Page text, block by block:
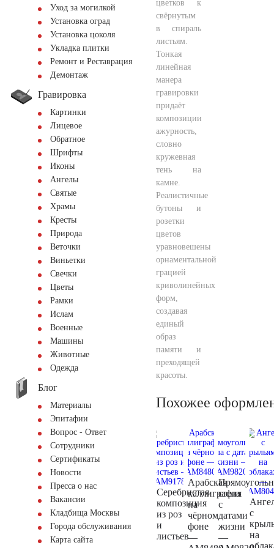
Уход за могилкой
Установка оград
Установка цоколя
Укладка плитки
Ремонт и Реставрация
Демонтаж
Гравировка
Картинки
Лицевое
Обратное
Шрифты
Иконы
Ангелы
Святые
Храмы
Кресты
Природа
Веточки
Виньетки
Свечки
Цветы
Рамки
Ислам
Военные
Машины
Животные
Одежда
Блог
Материалы
Эпитафии
Вопрос - Ответ
Сотрудники
Сертификаты
Новости
Пресса о нас
Вакансии
Кладбища Москвы
Города обслуживания
Карта сайта
цветков к
свёрнутым
в спираль
листьям.
Тонкая
линейная
манера
гравировки
придаёт
композиции
ажурность,
словно
кружевная
тень на
камне.
Реалистичные
бутоны и
розетки
цветов
уравновешены
орнаментальной
грацией
криволинейных
форм,
создавая
единый
образ
памяти и
преходящей
красоты.
Похожее
Серебристая
композиция
из роз
и
листьев
Арабская
каллиграфия
на
чёрном
фоне
—
стела
с
датами
жизни
—
с
на